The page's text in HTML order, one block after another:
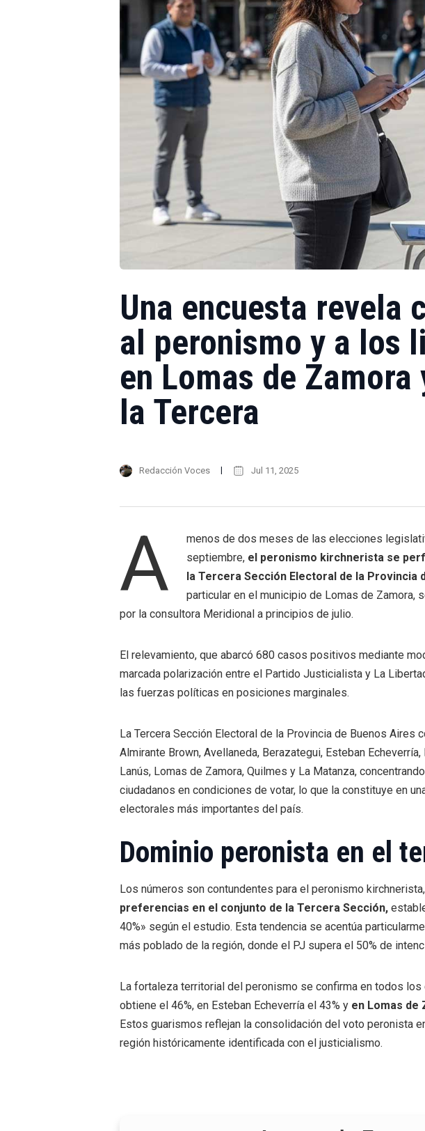
Una encuesta revela
al peronismo y a los
en Lomas de Zamora
la Tercera
Redacción Voces Jul 11, 2025
A
menos de dos meses de las elecciones
septiembre, el peronismo kirchnerista se
la Tercera Sección Electoral de la Provincia
particular en el municipio de Lomas de Zamora,
por la consultora Meridional a principios de julio.
El relevamiento, que abarcó 680 casos positivos mediante
marcada polarización entre el Partido Justicialista y La
las fuerzas políticas en posiciones marginales.
La Tercera Sección Electoral de la Provincia de Buenos Aires
Almirante Brown, Avellaneda, Berazategui, Esteban
Lanús, Lomas de Zamora, Quilmes y La Matanza,
ciudadanos en condiciones de votar, lo que la constituye en
electorales más importantes del país.
Dominio peronista en el
Los números son contundentes para el peronismo
preferencias en el conjunto de la Tercera Sección,
40%» según el estudio. Esta tendencia se acentúa
más poblado de la región, donde el PJ supera el 50% de
La fortaleza territorial del peronismo se confirma en todos
obtiene el 46%, en Esteban Echeverría el 43% y en Lomas de
Estos guarismos reflejan la consolidación del voto peronista
región históricamente identificada con el justicialismo.